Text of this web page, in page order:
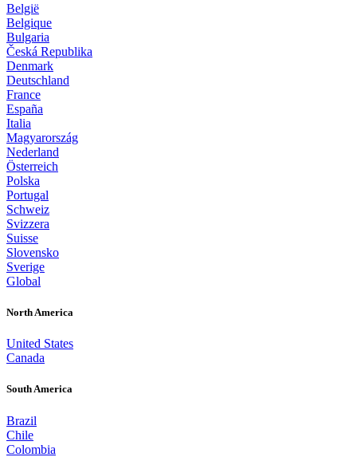
België
Belgique
Bulgaria
Česká Republika
Denmark
Deutschland
France
España
Italia
Magyarország
Nederland
Österreich
Polska
Portugal
Schweiz
Svizzera
Suisse
Slovensko
Sverige
Global
North America
United States
Canada
South America
Brazil
Chile
Colombia